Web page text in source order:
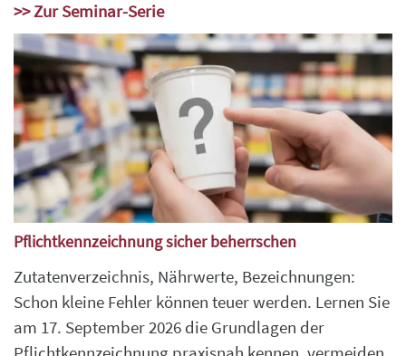
>> Zur Seminar-Serie
Pflichtkennzeichnung sicher beherrschen
Zutatenverzeichnis, Nährwerte, Bezeichnungen:
Schon kleine Fehler können teuer werden. Lernen Sie
am 17. September 2026 die Grundlagen der